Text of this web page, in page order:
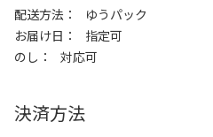
配送方法
ゆうパック
お届け日
指定可
のし
対応可
決済方法